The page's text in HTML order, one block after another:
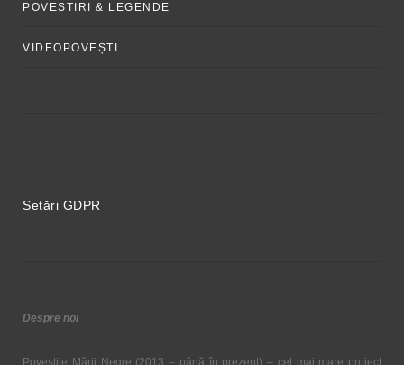
POVESTIRI & LEGENDE
VIDEOPOVEȘTI
Setări GDPR
Despre noi
Poveștile Mării Negre (2013 – până în prezent) – cel mai mare proiect